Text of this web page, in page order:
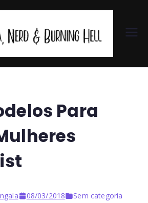
et
Para
08/03/2018
Sem categoria